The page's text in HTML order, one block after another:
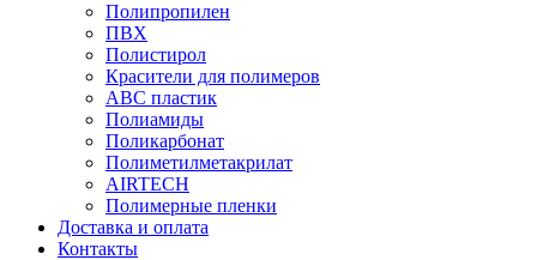
Полипропилен
ПВХ
Полистирол
Красители для полимеров
АВС пластик
Полиамиды
Поликарбонат
Полиметилметакрилат
AIRTECH
Полимерные пленки
Доставка и оплата
Контакты